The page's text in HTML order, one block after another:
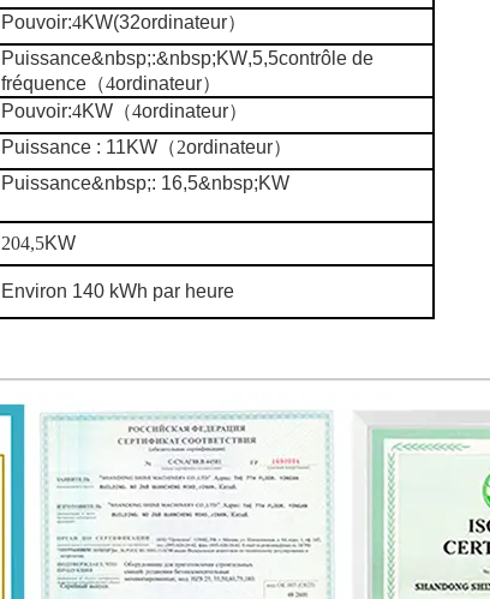
Pouvoir:4KW(32ordinateur）
Puissance&nbsp;:&nbsp;KW,5,5contrôle de
fréquence （4ordinateur）
Pouvoir:4KW （4ordinateur）
Puissance : 11KW （2ordinateur）
Puissance&nbsp;: 16,5&nbsp;KW
204,5KW
Environ 140 kWh par heure